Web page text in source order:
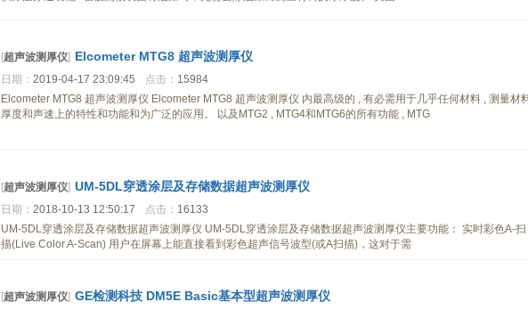
[超声波测厚仪] Elcometer MTG8 超声波测厚仪
日期： 2019-04-17 23:09:45 点击： 15984
Elcometer MTG8 超声波测厚仪 Elcometer MTG8 超声波测厚仪 内最高级的 , 有必需用于几乎任何材料 , 测量材
厚度和声速上的特性和功能和为广泛的应用。 以及MTG2 , MTG4和MTG6的所有功能 , MTG
[超声波测厚仪] UM-5DL穿透涂层及存储数据超声波测厚仪
日期： 2018-10-13 12:50:17 点击： 16133
UM-5DL穿透涂层及存储数据超声波测厚仪 UM-5DL穿透涂层及存储数据超声波测厚仪主要功能： 实时彩色A-扫
描(Live Color A-Scan) 用户在屏幕上能直接看到彩色超声信号波型(或A扫描)，这对于需
[超声波测厚仪] GE检测科技 DM5E Basic基本型超声波测厚仪